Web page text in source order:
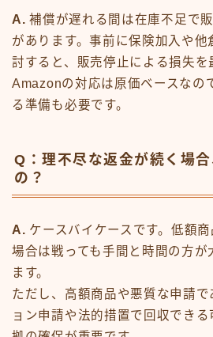
A. 補償が遅れる間は在庫不足で
があります。事前に保険加入や
討すると、販売停止による損失を
Amazonの対応は原価ベースなの
る準備も必要です。
Q：理不尽な返金が続く場
の？
A. ケースバイケースです。低額
場合は戦っても手間と時間の方が
ます。
ただし、高額商品や悪質な申請
ョン申請や法的措置で回収でき